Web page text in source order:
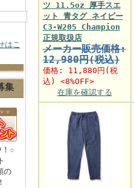
はこ
集
！☆
の
ツ 11.5oz 厚手スエ
ット 青タグ ネイビー
C3-W205 Champion
正規取扱店
メーカー販売価格:
12,980円(税込)
価格: 11,880円 (税
込) <8%OFF>
在庫を確認する